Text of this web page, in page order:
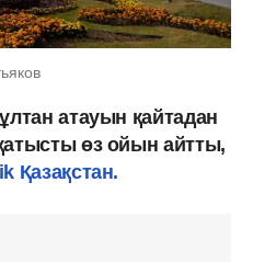
атауын қайтадан
өз ойын айтты,
Қазақстан.